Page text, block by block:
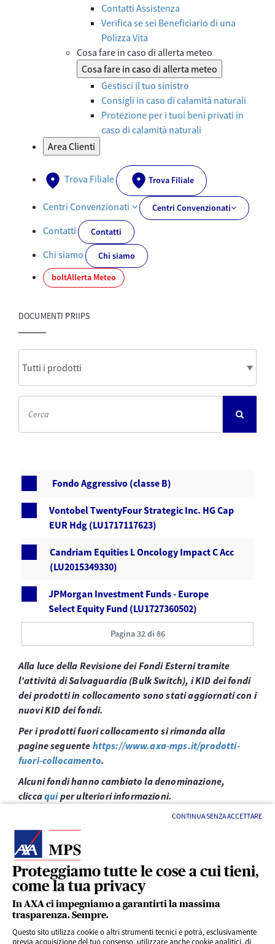
Proteggiamo tutte le cose a cui tieni,
come la tua privacy
In AXA ci impegniamo a garantirti la massima
trasparenza. Sempre.
Questo sito utilizza cookie o altri strumenti tecnici e potrà, esclusivamente
previa acquisizione del tuo consenso, utilizzare anche cookie analitici, di
CONTINUA SENZA ACCETTARE
Contatti Assistenza
Verifica se sei Beneficiario di una
Polizza Vita
Cosa fare in caso di allerta meteo
Cosa fare in caso di allerta meteo
Gestisci il tuo sinistro
Consigli in caso di calamità naturali
Protezione per i tuoi beni privati in
caso di calamità naturali
Area Clienti
Trova Filiale Trova Filiale
Centri Convenzionati Centri Convenzionati
Contatti Contatti
Chi siamo
Chi siamo
boltAllerta Meteo
DOCUMENTI PRIIPS
Fondo Aggressivo (classe B)
Vontobel TwentyFour Strategic Inc. HG Cap
EUR Hdg (LU1717117623)
Candriam Equities L Oncology Impact C Acc
(LU2015349330)
JPMorgan Investment Funds - Europe
Select Equity Fund (LU1727360502)
Pagina 32 di 86
Alla luce della Revisione dei Fondi Esterni tramite
l’attività di Salvaguardia (Bulk Switch), i KID dei fondi
dei prodotti in collocamento sono stati aggiornati con i
nuovi KID dei fondi.
Per i prodotti fuori collocamento si rimanda alla
pagine seguente https://www.axa-mps.it/prodotti-
fuori-collocamento.
Alcuni fondi hanno cambiato la denominazione,
cliccaquiper ulteriori informazioni.
LINK UTILI
SERVIZI AL CLIENTE